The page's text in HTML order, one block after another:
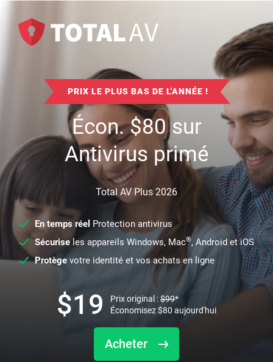
PRIX LE PLUS BAS DE L'ANNÉE !
Écon.$80sur
Antivirus primé
Total AV Plus 2026
En temps réel Protection antivirus
Sécuriseles appareils Windows, Mac®, Android et iOS
Protège votre identité et vos achats en ligne
Acheter
$19 Prix original :$99*
Économisez$80 aujourd'hui